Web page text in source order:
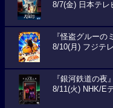
8/7(金) 日本テレ
『怪盗グルーの
8/10(月) フジテ
『銀河鉄道の夜』
8/11(火) NHK/E